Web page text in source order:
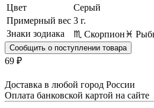
Цвет
Серый
Примерный вес 3 г.
Знаки зодиака
♏ Скорпион♓
Сообщить о поступлении товара
69 ₽
Доставка в любой город России
Оплата банковской картой на сайте